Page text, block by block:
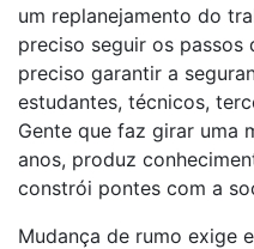
um replanejamento do
preciso seguir os passos
preciso garantir a
estudantes, técnicos,
Gente que faz girar uma
anos, produz
constrói pontes com a
Mudança de rumo exige